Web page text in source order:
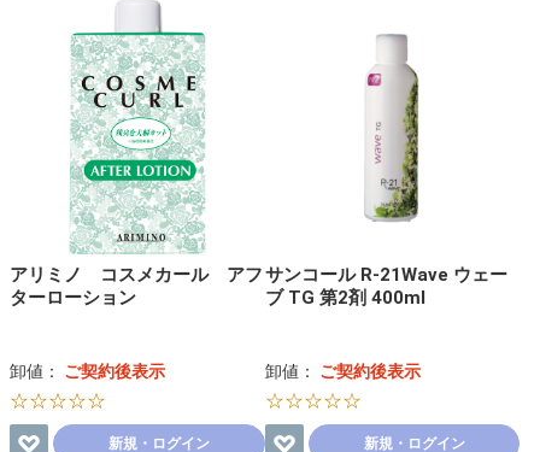
アリミノ コスメカール アフ
ターローション
卸値： ご契約後表示
☆☆☆☆☆
新規・ログイン
サンコール R-21Wave ウェー
ブ TG 第2剤 400ml
卸値： ご契約後表示
☆☆☆☆☆
新規・ログイン